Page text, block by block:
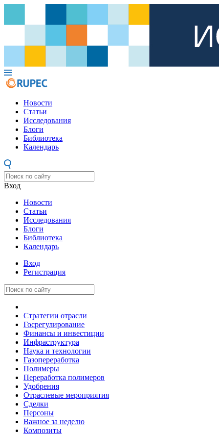
Новости
Статьи
Исследования
Блоги
Библиотека
Календарь
Вход
Новости
Статьи
Исследования
Блоги
Библиотека
Календарь
Вход
Регистрация
Стратегии отрасли
Госрегулирование
Финансы и инвестиции
Инфраструктура
Наука и технологии
Газопереработка
Полимеры
Переработка полимеров
Удобрения
Отраслевые мероприятия
Сделки
Персоны
Важное за неделю
Композиты